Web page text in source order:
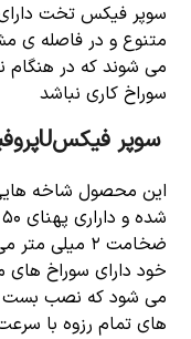
سوپر فیکس تخت
متنوع و در فاصله
می شوند که در هنگام
سوراخ کاری نباشد
سوپر فیکسUپروفیل
ضخامت ۲
خود دارای سوراخ
می شود که نصب بست
های تمام رزوه با